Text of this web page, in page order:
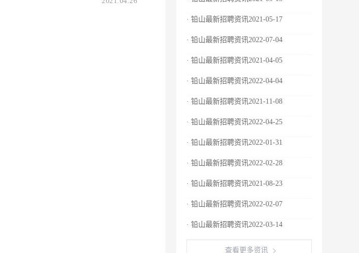
· 铅山最新招聘资讯2021-05-17
· 铅山最新招聘资讯2022-07-04
· 铅山最新招聘资讯2021-04-05
· 铅山最新招聘资讯2022-04-04
· 铅山最新招聘资讯2021-11-08
· 铅山最新招聘资讯2022-04-25
· 铅山最新招聘资讯2022-01-31
· 铅山最新招聘资讯2022-02-28
· 铅山最新招聘资讯2021-08-23
· 铅山最新招聘资讯2022-02-07
· 铅山最新招聘资讯2022-03-14
查看更多资讯